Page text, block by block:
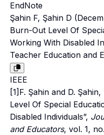
EndNote
Şahin F, Şahin D
Burn-Out Level Of
Working With Disabled
Teacher Education and
IEEE
[1]F. Şahin and D.
Level Of Special
Disabled Individuals”,
and Educators, vol. 1,